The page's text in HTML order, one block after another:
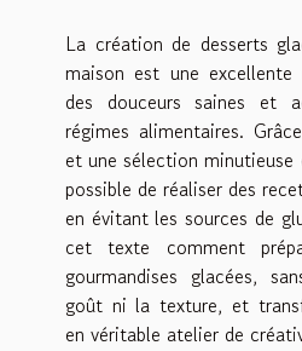
La création de desserts
maison est une excellente
des douceurs saines et
régimes alimentaires.
et une sélection
possible de réaliser des
en évitant les sources de
cet texte comment
gourmandises glacées,
goût ni la texture, et
en véritable atelier de